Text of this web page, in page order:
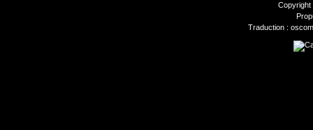
Traduction :